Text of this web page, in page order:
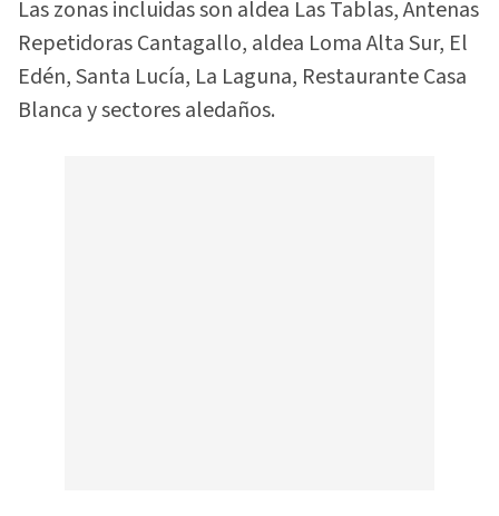
Las zonas incluidas son aldea Las Tablas, Antenas
Repetidoras Cantagallo, aldea Loma Alta Sur, El
Edén, Santa Lucía, La Laguna, Restaurante Casa
Blanca y sectores aledaños.